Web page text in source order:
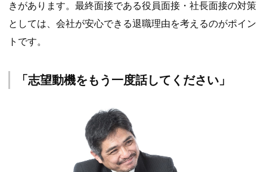
きがあります。最終面接である役員面接・社長面接の対策
としては、会社が安心できる退職理由を考えるのがポイン
トです。
「志望動機をもう一度話してください」